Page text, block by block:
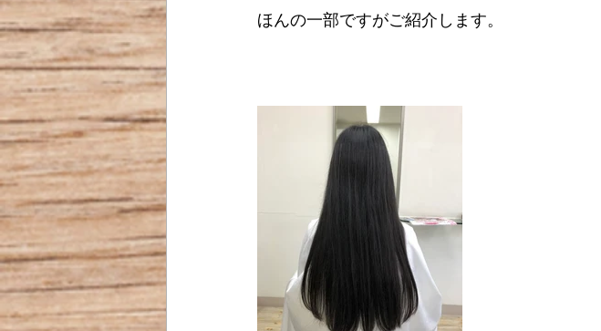
ほんの一部ですがご紹介します。